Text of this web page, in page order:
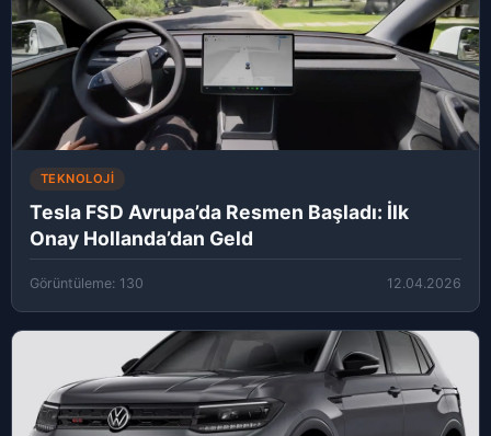
TEKNOLOJI
Tesla FSD Avrupa’da Resmen Başladı: İlk
Onay Hollanda’dan Geld
Görüntüleme: 130 12.04.2026